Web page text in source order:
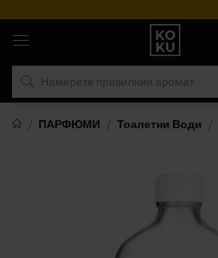
Оригинални
парфюми
часовници
на
място
ПАРФЮМИ
Тоалетни Води